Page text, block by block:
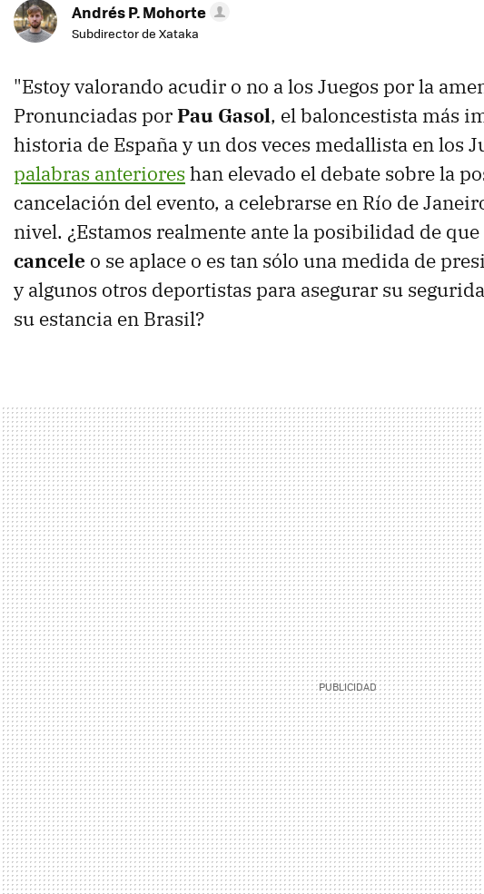
Andrés P. Mohorte
Subdirector de Xataka
"Estoy valorando acudir o no a los Juegos por la
Pronunciadas porPau Gasol, el baloncestista más
historia de España y un dos veces medallista en los
palabras anteriores han elevado el debate sobre la
cancelación del evento, a celebrarse en Río de
nivel. ¿Estamos realmente ante la posibilidad de
cancele o se aplace o es tan sólo una medida de
y algunos otros deportistas para asegurar su
su estancia en Brasil?